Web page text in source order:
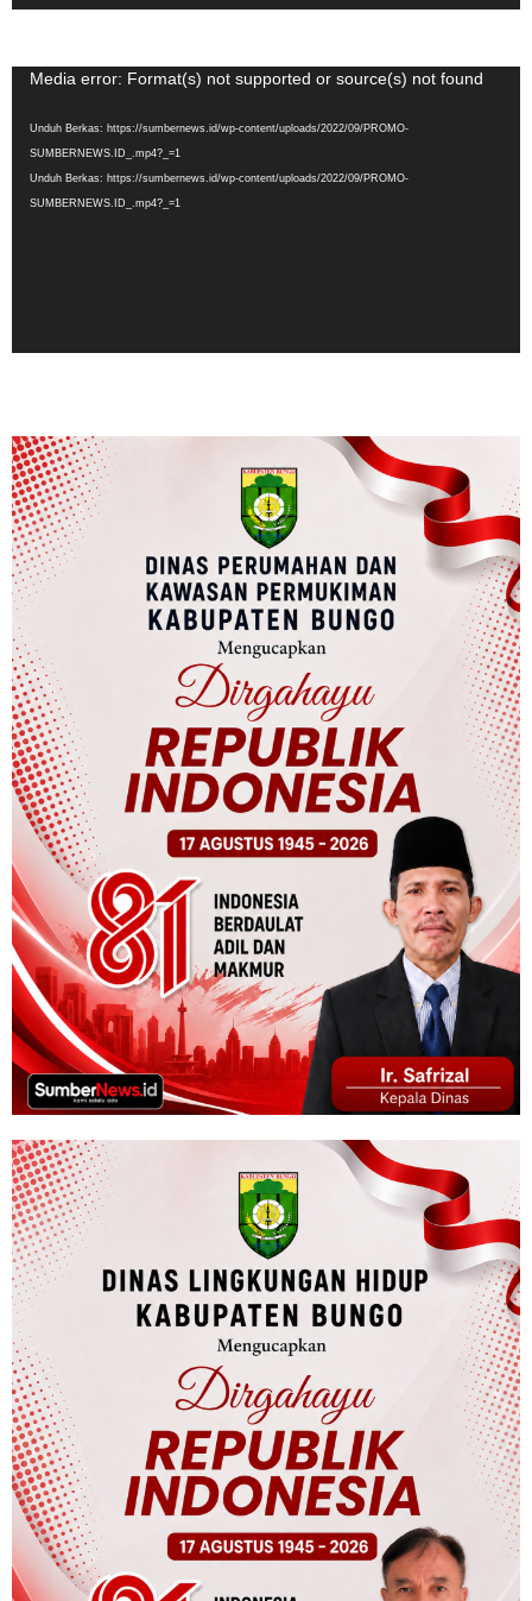
Pemutar
Media error: Format(s) not supported or source(s) not found
Unduh Berkas: https://sumbernews.id/wp-content/uploads/2022/09/PROMO-
SUMBERNEWS.ID_.mp4?_=1
Unduh Berkas: https://sumbernews.id/wp-content/uploads/2022/09/PROMO-
SUMBERNEWS.ID_.mp4?_=1